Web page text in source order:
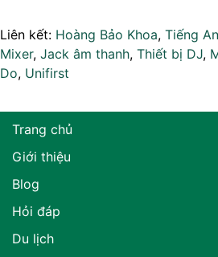
Liên kết: Hoàng Bảo Khoa, Tiếng
Mixer, Jack âm thanh, Thiết bị DJ,
Do, Unifirst
Trang chủ
Giới thiệu
Blog
Hỏi đáp
Du lịch